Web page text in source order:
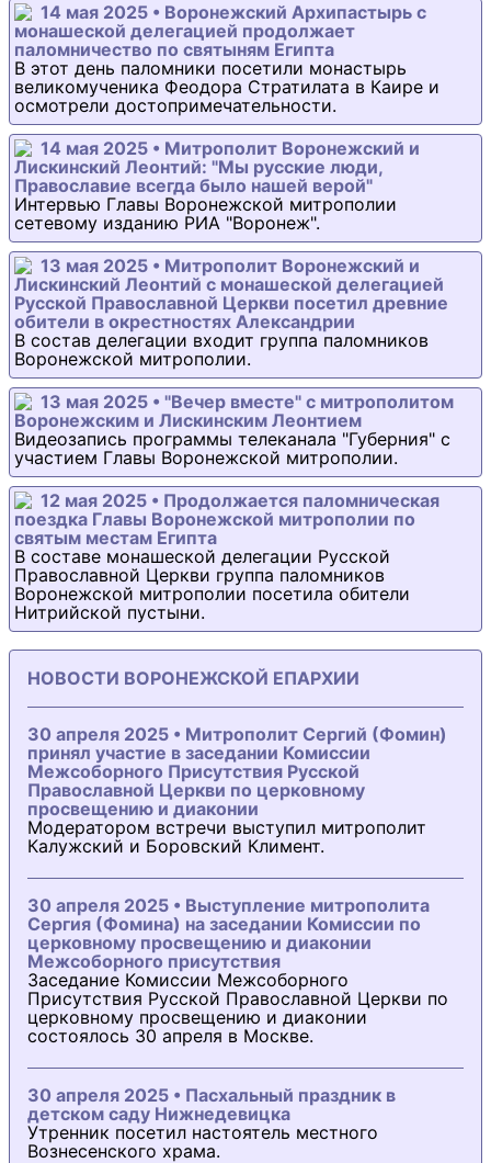
14 мая 2025 • Воронежский Архипастырь с
монашеской делегацией продолжает
паломничество по святыням Египта
В этот день паломники посетили монастырь
великомученика Феодора Стратилата в Каире и
осмотрели достопримечательности.
14 мая 2025 • Митрополит Воронежский и
Лискинский Леонтий: "Мы русские люди,
Православие всегда было нашей верой"
Интервью Главы Воронежской митрополии
сетевому изданию РИА "Воронеж".
13 мая 2025 • Митрополит Воронежский и
Лискинский Леонтий с монашеской делегацией
Русской Православной Церкви посетил древние
обители в окрестностях Александрии
В состав делегации входит группа паломников
Воронежской митрополии.
13 мая 2025 • "Вечер вместе" с митрополитом
Воронежским и Лискинским Леонтием
Видеозапись программы телеканала "Губерния" с
участием Главы Воронежской митрополии.
12 мая 2025 • Продолжается паломническая
поездка Главы Воронежской митрополии по
святым местам Египта
В составе монашеской делегации Русской
Православной Церкви группа паломников
Воронежской митрополии посетила обители
Нитрийской пустыни.
НОВОСТИ ВОРОНЕЖСКОЙ ЕПАРХИИ
30 апреля 2025 • Митрополит Сергий (Фомин)
принял участие в заседании Комиссии
Межсоборного Присутствия Русской
Православной Церкви по церковному
просвещению и диаконии
Модератором встречи выступил митрополит
Калужский и Боровский Климент.
30 апреля 2025 • Выступление митрополита
Сергия (Фомина) на заседании Комиссии по
церковному просвещению и диаконии
Межсоборного присутствия
Заседание Комиссии Межсоборного
Присутствия Русской Православной Церкви по
церковному просвещению и диаконии
состоялось 30 апреля в Москве.
30 апреля 2025 • Пасхальный праздник в
детском саду Нижнедевицка
Утренник посетил настоятель местного
Вознесенского храма.